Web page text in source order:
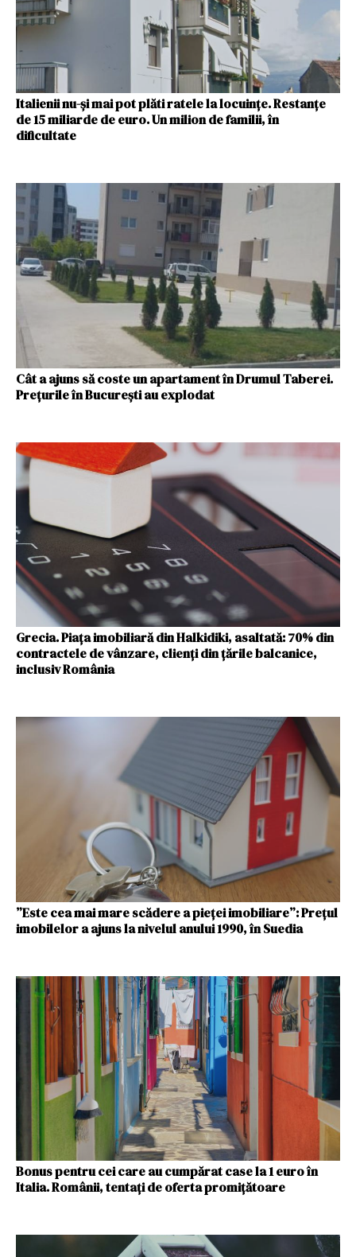
Italienii nu-și mai pot plăti ratele la locuințe. Restanțe
de 15 miliarde de euro. Un milion de familii, în
dificultate
Cât a ajuns să coste un apartament în Drumul Taberei.
Prețurile în București au explodat
Grecia. Piaţa imobiliară din Halkidiki, asaltată: 70% din
contractele de vânzare, clienţi din ţările balcanice,
inclusiv România
”Este cea mai mare scădere a pieţei imobiliare”: Prețul
imobilelor a ajuns la nivelul anului 1990, în Suedia
Bonus pentru cei care au cumpărat case la 1 euro în
Italia. Românii, tentați de oferta promițătoare